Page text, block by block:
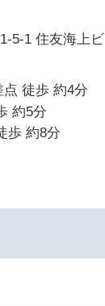
5-1 住友海上ビ
徒歩 約4分
約5分
歩 約8分